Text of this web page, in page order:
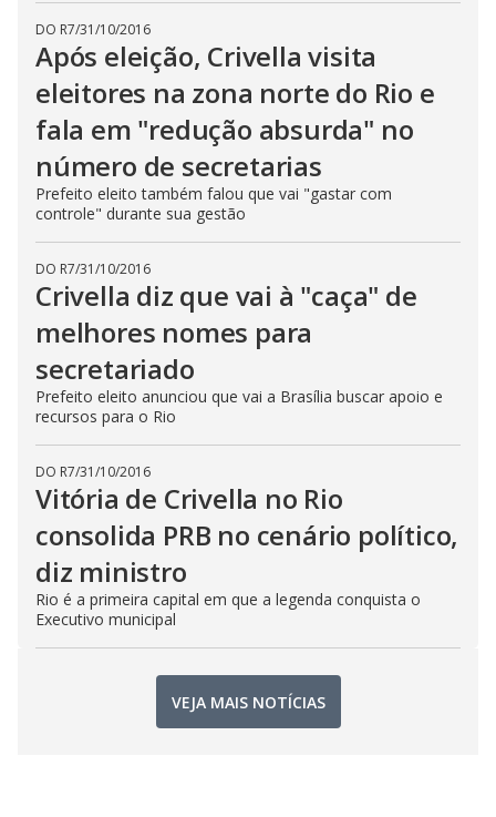
DO R7/31/10/2016
Após eleição, Crivella visita
eleitores na zona norte do Rio e
fala em "redução absurda" no
número de secretarias
Prefeito eleito também falou que vai "gastar com
controle" durante sua gestão
DO R7/31/10/2016
Crivella diz que vai à "caça" de
melhores nomes para
secretariado
Prefeito eleito anunciou que vai a Brasília buscar apoio e
recursos para o Rio
DO R7/31/10/2016
Vitória de Crivella no Rio
consolida PRB no cenário político,
diz ministro
Rio é a primeira capital em que a legenda conquista o
Executivo municipal
VEJA MAIS NOTÍCIAS